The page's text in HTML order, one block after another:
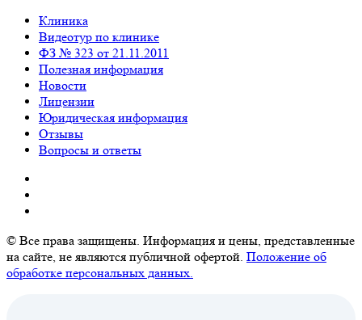
Клиника
Видеотур по клинике
ФЗ № 323 от 21.11.2011
Полезная информация
Новости
Лицензии
Юридическая информация
Отзывы
Вопросы и ответы
© Все права защищены. Информация и цены, представленные
на сайте, не являются публичной офертой. Положение об
обработке персональных данных.